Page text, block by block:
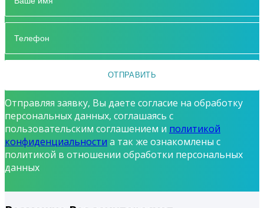
Отправляя заявку, Вы даете согласие на обработку
персональных данных, соглашаясь с
пользовательским соглашением и политикой
конфиденциальности а так же ознакомлены с
политикой в отношении обработки персональных
данных